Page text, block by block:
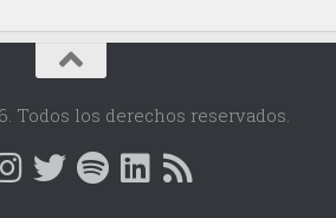
Todos los derechos reservados.